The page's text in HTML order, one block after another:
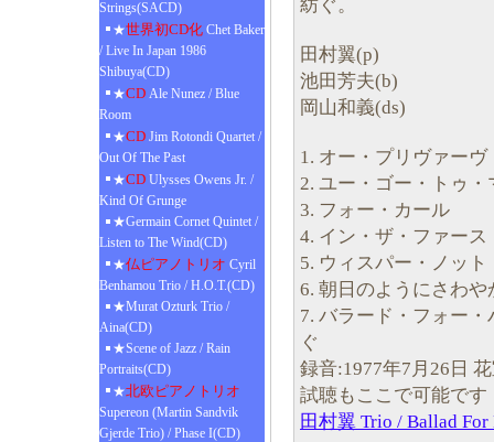
Strings(SACD)
★世界初CD化 Chet Baker
/ Live In Japan 1986
Shibuya(CD)
★CD Ale Nunez / Blue
Room
★CD Jim Rotondi Quartet /
Out Of The Past
★CD Ulysses Owens Jr. /
Kind Of Grunge
★Germain Cornet Quintet /
Listen to The Wind(CD)
★仏ピアノトリオ Cyril
Benhamou Trio / H.O.T.(CD)
★Murat Ozturk Trio /
Aina(CD)
★Scene of Jazz / Rain
Portraits(CD)
★北欧ピアノトリオ
Supereon (Martin Sandvik
Gjerde Trio) / Phase I(CD)
紡ぐ。
田村翼(p)
池田芳夫(b)
岡山和義(ds)
1. オー・プリヴァーヴ
2. ユー・ゴー・トゥ
3. フォー・カール
4. イン・ザ・ファー
5. ウィスパー・ノット
6. 朝日のようにさわや
7. バラード・フォー
ぐ
録音:1977年7月26日
試聴もここで可能です
田村翼 Trio / Ballad